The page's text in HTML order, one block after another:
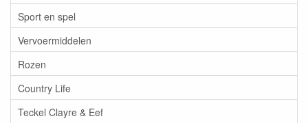
Sport en spel
Vervoermiddelen
Rozen
Country Life
Teckel Clayre & Eef